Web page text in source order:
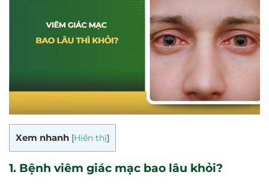
Xem nhanh [Hiển thị]
1. Bệnh viêm giác mạc bao lâu khỏi?